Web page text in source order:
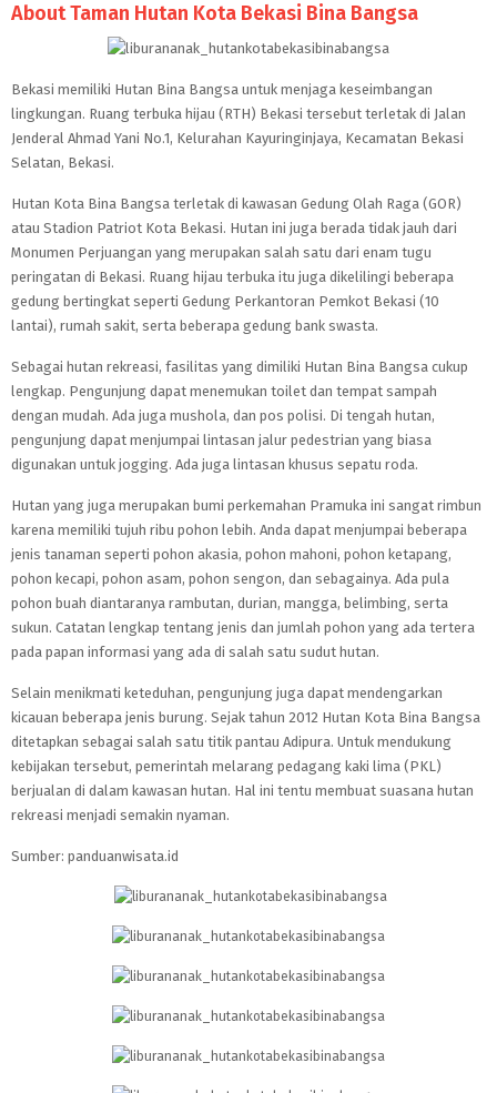
About Taman Hutan Kota Bekasi Bina Bangsa
Bekasi memiliki Hutan Bina Bangsa untuk menjaga keseimbangan
lingkungan. Ruang terbuka hijau (RTH) Bekasi tersebut terletak di Jalan
Jenderal Ahmad Yani No.1, Kelurahan Kayuringinjaya, Kecamatan Bekasi
Selatan, Bekasi.
Hutan Kota Bina Bangsa terletak di kawasan Gedung Olah Raga (GOR)
atau Stadion Patriot Kota Bekasi. Hutan ini juga berada tidak jauh dari
Monumen Perjuangan yang merupakan salah satu dari enam tugu
peringatan di Bekasi. Ruang hijau terbuka itu juga dikelilingi beberapa
gedung bertingkat seperti Gedung Perkantoran Pemkot Bekasi (10
lantai), rumah sakit, serta beberapa gedung bank swasta.
Sebagai hutan rekreasi, fasilitas yang dimiliki Hutan Bina Bangsa cukup
lengkap. Pengunjung dapat menemukan toilet dan tempat sampah
dengan mudah. Ada juga mushola, dan pos polisi. Di tengah hutan,
pengunjung dapat menjumpai lintasan jalur pedestrian yang biasa
digunakan untuk jogging. Ada juga lintasan khusus sepatu roda.
Hutan yang juga merupakan bumi perkemahan Pramuka ini sangat rimbun
karena memiliki tujuh ribu pohon lebih. Anda dapat menjumpai beberapa
jenis tanaman seperti pohon akasia, pohon mahoni, pohon ketapang,
pohon kecapi, pohon asam, pohon sengon, dan sebagainya. Ada pula
pohon buah diantaranya rambutan, durian, mangga, belimbing, serta
sukun. Catatan lengkap tentang jenis dan jumlah pohon yang ada tertera
pada papan informasi yang ada di salah satu sudut hutan.
Selain menikmati keteduhan, pengunjung juga dapat mendengarkan
kicauan beberapa jenis burung. Sejak tahun 2012 Hutan Kota Bina Bangsa
ditetapkan sebagai salah satu titik pantau Adipura. Untuk mendukung
kebijakan tersebut, pemerintah melarang pedagang kaki lima (PKL)
berjualan di dalam kawasan hutan. Hal ini tentu membuat suasana hutan
rekreasi menjadi semakin nyaman.
Sumber: panduanwisata.id